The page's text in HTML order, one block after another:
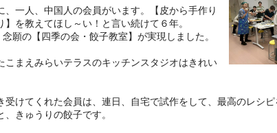
、一人、中国人の会員がいます。【皮から手作り
】を教えてほし～い！と言い続けて６年。
願の【四季の会・餃子教室】が実現しました。
こまえみらいテラスのキッチンスタジオはきれい
受けてくれた会員は、連日、自宅で試作をして、最高のレシ
、きゅうりの餃子です。